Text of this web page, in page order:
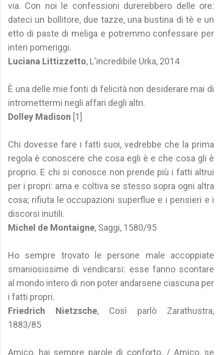
via. Con noi le confessioni durerebbero delle ore:
dateci un bollitore, due tazze, una bustina di tè e un
etto di paste di meliga e potremmo confessare per
interi pomeriggi.
Luciana Littizzetto, L'incredibile Urka, 2014
È una delle mie fonti di felicità non desiderare mai di
intromettermi negli affari degli altri.
Dolley Madison [1]
Chi dovesse fare i fatti suoi, vedrebbe che la prima
regola è conoscere che cosa egli è e che cosa gli è
proprio. E chi si conosce non prende più i fatti altrui
per i propri: ama e coltiva se stesso sopra ogni altra
cosa; rifiuta le occupazioni superflue e i pensieri e i
discorsi inutili.
Michel de Montaigne, Saggi, 1580/95
Ho sempre trovato le persone male accoppiate
smaniosissime di vendicarsi: esse fanno scontare
al mondo intero di non poter andarsene ciascuna per
i fatti propri.
Friedrich Nietzsche, Così parlò Zarathustra,
1883/85
Amico, hai sempre parole di conforto. / Amico, se